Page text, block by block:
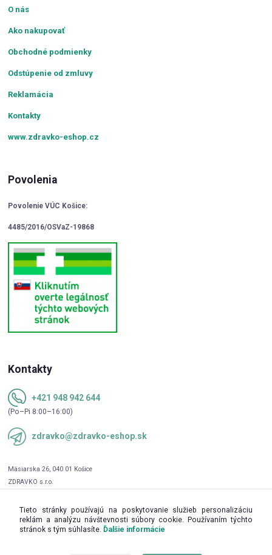
O nás
Ako nakupovať
Obchodné podmienky
Odstúpenie od zmluvy
Reklamácia
Kontakty
www.zdravko-eshop.cz
Povolenia
Povolenie VÚC Košice:
4485/2016/OSVaZ-19868
Kontakty
+421 948 942 644
(Po–Pi 8:00–16:00)
zdravko@zdravko-eshop.sk
Tieto stránky používajú na poskytovanie služieb personalizáciu
reklám a analýzu návštevnosti súbory cookie. Používaním týchto
stránok s tým súhlasíte. Ďalšie informácie